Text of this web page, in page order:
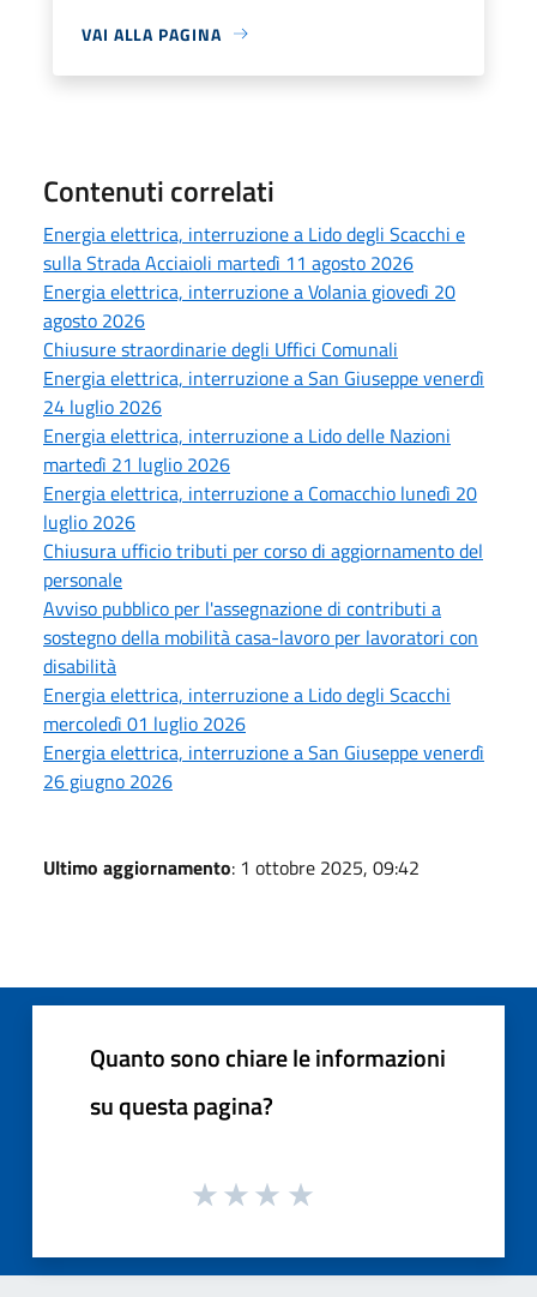
VAI ALLA PAGINA
Contenuti correlati
Energia elettrica, interruzione a Lido degli Scacchi e
sulla Strada Acciaioli martedì 11 agosto 2026
Energia elettrica, interruzione a Volania giovedì 20
agosto 2026
Chiusure straordinarie degli Uffici Comunali
Energia elettrica, interruzione a San Giuseppe venerdì
24 luglio 2026
Energia elettrica, interruzione a Lido delle Nazioni
martedì 21 luglio 2026
Energia elettrica, interruzione a Comacchio lunedì 20
luglio 2026
Chiusura ufficio tributi per corso di aggiornamento del
personale
Avviso pubblico per l'assegnazione di contributi a
sostegno della mobilità casa-lavoro per lavoratori con
disabilità
Energia elettrica, interruzione a Lido degli Scacchi
mercoledì 01 luglio 2026
Energia elettrica, interruzione a San Giuseppe venerdì
26 giugno 2026
Ultimo aggiornamento: 1 ottobre 2025, 09:42
Quanto sono chiare le informazioni
su questa pagina?